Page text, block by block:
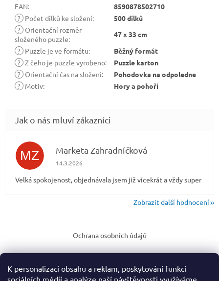
K personalizaci obsahu a reklam, poskytování funkcí
sociálních médií a analýze naší návštěvnosti využíváme
EAN:
8590878502710
? Počet dílků ke složení:
500 dílků
? Orientační rozměr
složeného puzzle:
47 x 33 cm
? Puzzle je ve formátu:
Běžný formát
? Z čeho je puzzle vyrobeno:
Puzzle karton
? Orientační čas na složení:
Pohodovka na odpoledne
? Motiv: Hory a pohoří
MZ Marketa Zahradníčková
Hodnocení obchodu je 5 z 5 hvězdiček.
14.3.2026
Velká spokojenost, objednávala jsem již vícekrát a vždy super
Zobrazit další hodnocení
a
Ochrana osobních údajů